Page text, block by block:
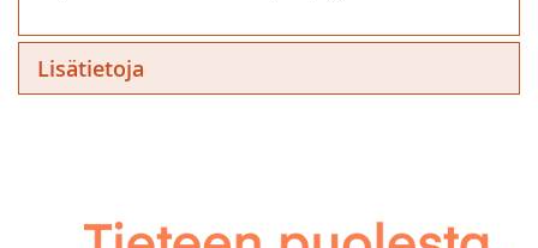
Lisätietoja